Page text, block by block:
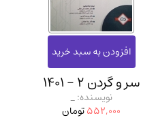
سر و گردن 2 - 1401
نویسنده: _
552,000تومان